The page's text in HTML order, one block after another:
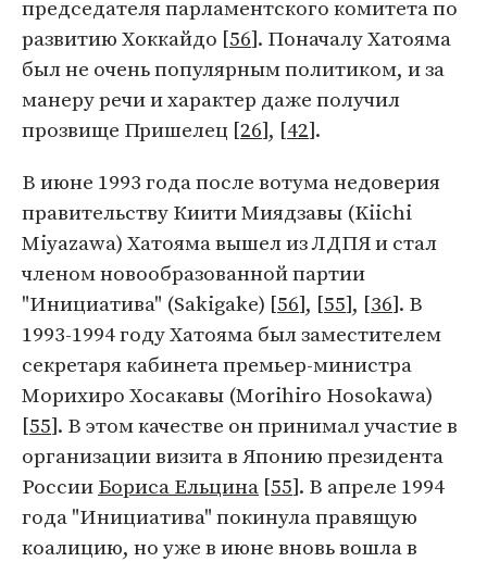
председателя парламентского комитета по
развитию Хоккайдо [56]. Поначалу Хатояма
был не очень популярным политиком, и за
манеру речи и характер даже получил
прозвище Пришелец [26], [42].
В июне 1993 года после вотума недоверия
правительству Киити Миядзавы (Kiichi
Miyazawa) Хатояма вышел из ЛДПЯ и стал
членом новообразованной партии
"Инициатива" (Sakigake) [56], [55], [36]. В
1993-1994 году Хатояма был заместителем
секретаря кабинета премьер-министра
Морихиро Хосакавы (Morihiro Hosokawa)
[55]. В этом качестве он принимал участие в
организации визита в Японию президента
РоссииБориса Ельцина [55]. В апреле 1994
года "Инициатива" покинула правящую
коалицию, но уже в июне вновь вошла в